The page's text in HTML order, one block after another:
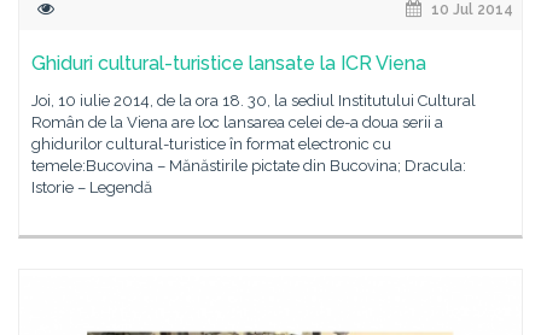
10 Jul 2014
Ghiduri cultural-turistice lansate la ICR Viena
Joi, 10 iulie 2014, de la ora 18. 30, la sediul Institutului Cultural
Român de la Viena are loc lansarea celei de-a doua serii a
ghidurilor cultural-turistice în format electronic cu
temele:Bucovina – Mănăstirile pictate din Bucovina; Dracula:
Istorie – Legendă